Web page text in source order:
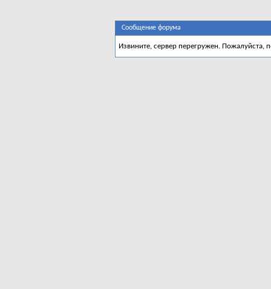
Сообщение форума
Извините, сервер перегружен. Пожалуйста,